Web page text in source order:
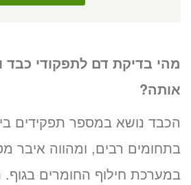
מהי בדיקת דם לתפקודי כבד
אותה?
הכבד נושא במספר תפקידים
בתחומים רבים, ומהווה איבר
במערכת חילוף החומרים